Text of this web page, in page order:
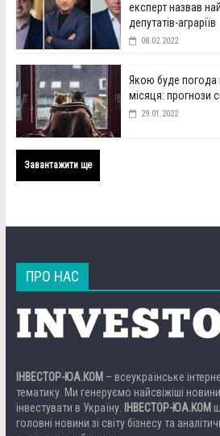
експерт назвав
депутатів-аграріїв
08.02.2022
Якою буде погода
місяця: прогнози
29.01.2022
Завантажити ще
ПРО НАС
ІНВЕСТОР-ЮА.КОМ – всеукраїнське
тематику. Ми генеруємо найсвіжіші
інвестувати в Україну. ІНВЕСТОР-ЮА.КОМ
головні новини зі світу бізнесу та